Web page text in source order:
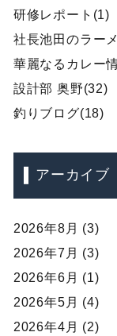
研修レポート(1)
社長池田のラー
華麗なるカレー
設計部 奥野(32)
釣りブログ(18)
アーカイブ
2026年8月 (3)
2026年7月 (3)
2026年6月 (1)
2026年5月 (4)
2026年4月 (2)